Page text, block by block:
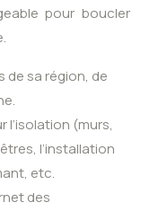
pour boucler
de sa région, de
l’isolation (murs,
l’installation
etc.
des